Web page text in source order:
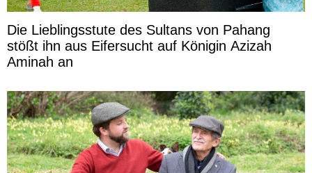
Die Lieblingsstute des Sultans von Pahang
stößt ihn aus Eifersucht auf Königin Azizah
Aminah an